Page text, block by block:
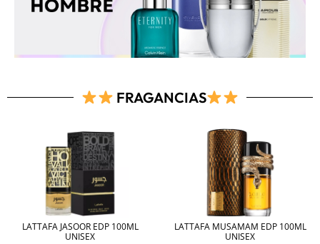
FRAGANCIAS
LATTAFA JASOOR EDP 100ML
UNISEX
LATTAFA MUSAMAM EDP 100ML
UNISEX